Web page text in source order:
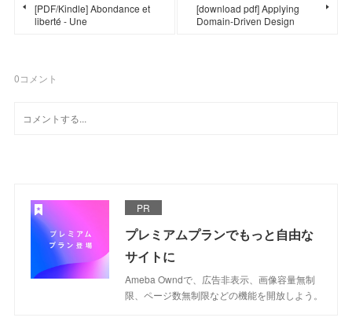
[PDF/Kindle] Abondance et
liberté - Une
[download pdf] Applying
Domain-Driven Design
0コメント
PR
プレミアムプランでもっと自由な
サイトに
Ameba Owndで、広告非表示、画像容量無制
限、ページ数無制限などの機能を開放しよう。